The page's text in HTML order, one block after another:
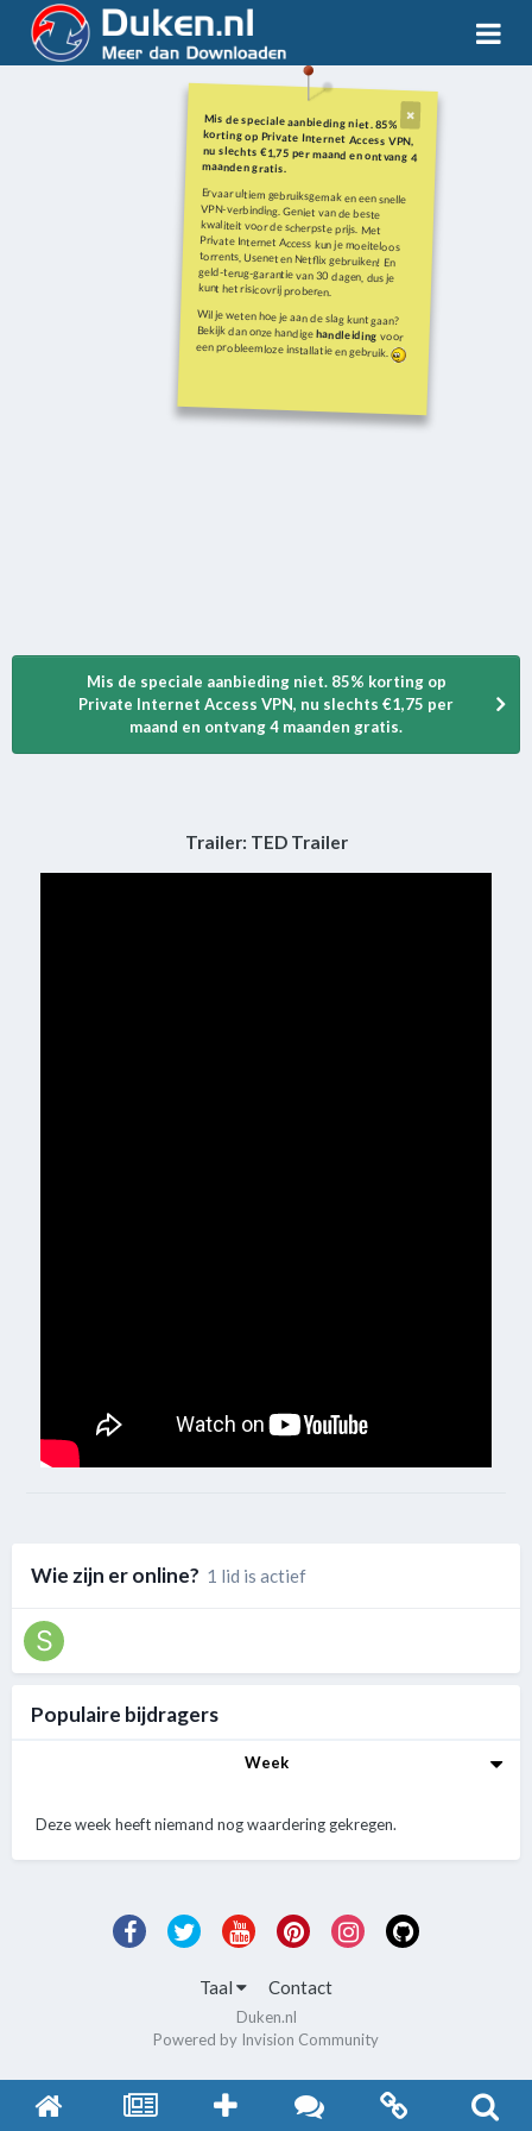
Mis de speciale aanbieding niet. 85%
korting op Private Internet Access VPN,
nu slechts €1,75 per maand en ontvang 4
maanden gratis.
Ervaar ultiem gebruiksgemak en een snelle
VPN-verbinding. Geniet van de beste
kwaliteit voor de scherpste prijs. Met
Private Internet Access kun je moeiteloos
torrents, Usenet en Netflix gebruiken! En
geld-terug-garantie van 30 dagen, dus je
kunt het risicovrij proberen.
Wil je weten hoe je aan de slag kunt gaan?
Bekijk dan onze handigehandleiding voor
een probleemloze installatie en gebruik.
Mis de speciale aanbieding niet. 85% korting op
Private Internet Access VPN, nu slechts €1,75 per
maand en ontvang 4 maanden gratis.
Trailer: TED Trailer
Wie zijn er online? 1 lid is actief
Populaire bijdragers
Week
Deze week heeft niemand nog waardering gekregen.
Taal Contact
Duken.nl
Powered by Invision Community